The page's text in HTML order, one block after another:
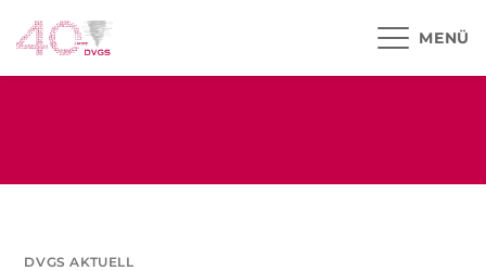
DVGS AKTUELL
MENÜ